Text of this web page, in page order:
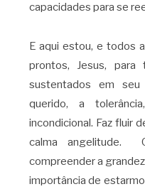
capacidades para se
E aqui estou, e todos
prontos, Jesus,
sustentados em seu
querido, a
incondicional. Faz fluir
calma angelitude.
compreender a
importância de